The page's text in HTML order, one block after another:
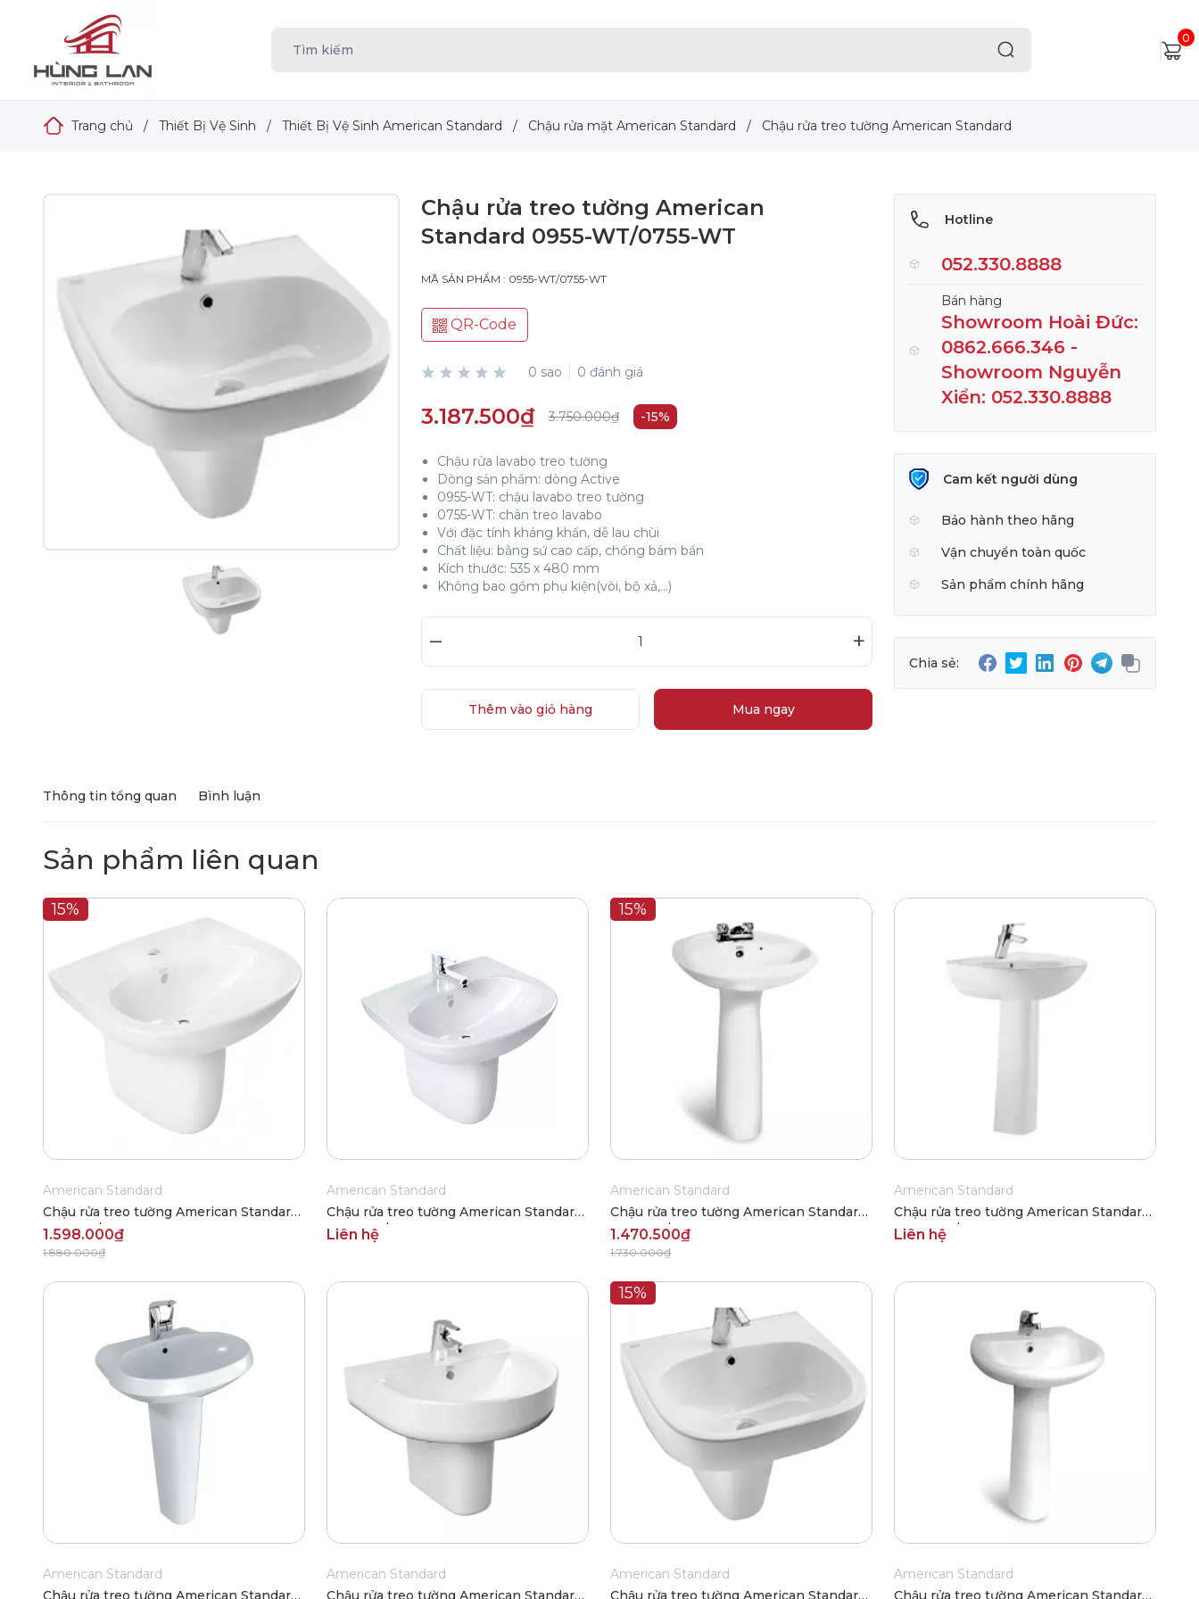
0
Trang chủ / Thiết Bị Vệ Sinh / Thiết Bị Vệ Sinh American Standard / Chậu rửa mặt American Standard / Chậu rửa treo tường American Standard
Chậu rửa treo tường American
Standard 0955-WT/0755-WT
MÃ SẢN PHẨM : 0955-WT/0755-WT
QR-Code
0 sao 0 đánh giá
3.187.500₫ 3.750.000₫ -15%
Chậu rửa lavabo treo tường
Dòng sản phẩm: dòng Active
0955-WT: chậu lavabo treo tường
0755-WT: chân treo lavabo
Với đặc tính kháng khẩn, dễ lau chùi
Chất liệu: bằng sứ cao cấp, chống bám bẩn
Kích thước: 535 x 480 mm
Không bao gồm phụ kiện(vòi, bộ xả,...)
– +
Thêm vào giỏ hàng Mua ngay
Hotline
052.330.8888
Bán hàng
Showroom Hoài Đức:
0862.666.346 -
Showroom Nguyễn
Xiển: 052.330.8888
Cam kết người dùng
Bảo hành theo hãng
Vận chuyển toàn quốc
Sản phẩm chính hãng
Chia sẻ:
Thông tin tổng quan Bình luận
Sản phẩm liên quan
15%
American Standard
Chậu rửa treo tường American Standard
VF-0947/VF-0741
1.598.000₫
1.880.000₫
American Standard
Chậu rửa treo tường American Standard
VF-0800/VF-0911
Liên hệ
15%
American Standard
Chậu rửa treo tường American Standard
VF-0969/VF-0901
1.470.500₫
1.730.000₫
American Standard
Chậu rửa treo tường American Standard
0956-WT/0775-WT
Liên hệ
American Standard
Chậu rửa treo tường American Standard
American Standard
Chậu rửa treo tường American Standard
15%
American Standard
Chậu rửa treo tường American Standard
American Standard
Chậu rửa treo tường American Standard